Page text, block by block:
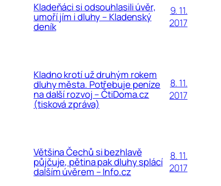
Kladeňáci si odsouhlasili úvěr,
umoří jím i dluhy – Kladenský
deník
9. 11.
2017
Kladno krotí už druhým rokem
dluhy města. Potřebuje peníze
na další rozvoj – ČtiDoma.cz
(tisková zpráva)
8. 11.
2017
Většina Čechů si bezhlavě
půjčuje, pětina pak dluhy splácí
dalším úvěrem – Info.cz
8. 11.
2017